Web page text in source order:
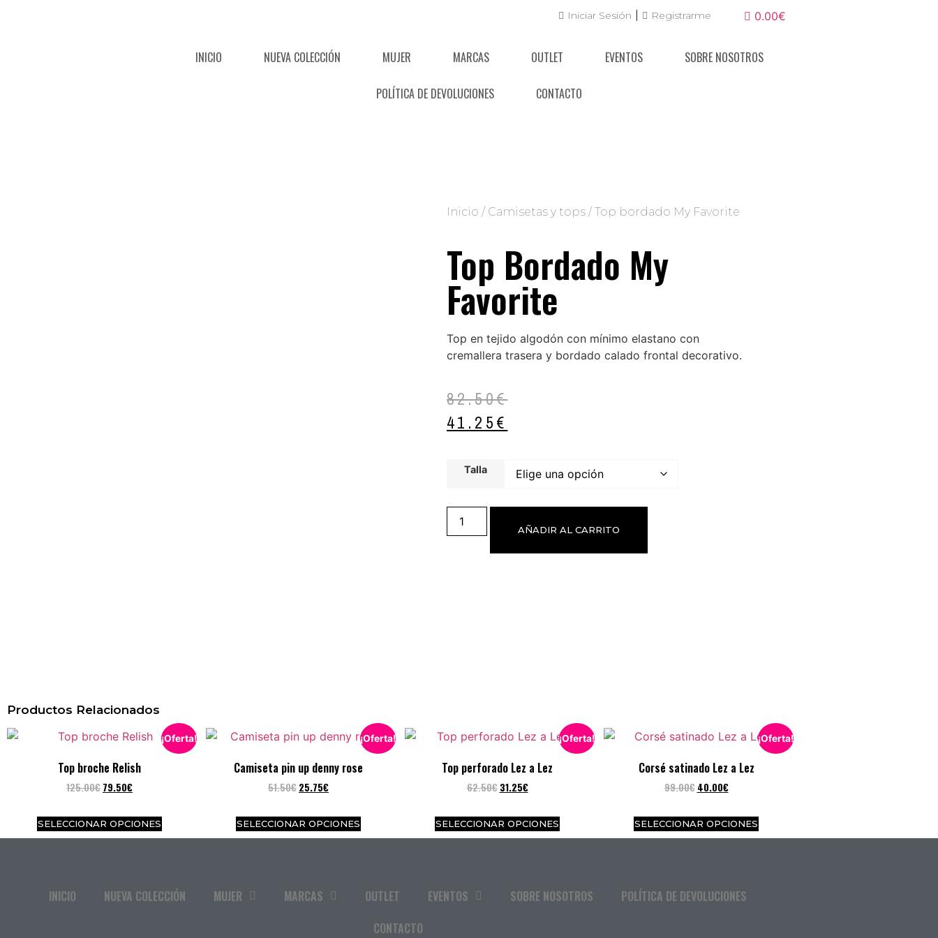
Iniciar Sesión Registrarme 0.00€
INICIO NUEVA COLECCIÓN MUJER MARCAS OUTLET EVENTOS SOBRE NOSOTROS
POLÍTICA DE DEVOLUCIONES CONTACTO
Inicio / Camisetas y tops / Top bordado My Favorite
Top Bordado My
Favorite
Top en tejido algodón con mínimo elastano con
cremallera trasera y bordado calado frontal decorativo.
82.50€
41.25€
Talla
AÑADIR AL CARRITO
Productos Relacionados
¡Oferta!
Top broche Relish
125.00€ 79.50€
SELECCIONAR OPCIONES
¡Oferta!
Camiseta pin up denny rose
51.50€ 25.75€
SELECCIONAR OPCIONES
¡Oferta!
Top perforado Lez a Lez
62.50€ 31.25€
SELECCIONAR OPCIONES
¡Oferta!
Corsé satinado Lez a Lez
99.00€ 40.00€
SELECCIONAR OPCIONES
INICIO NUEVA COLECCIÓN MUJER MARCAS OUTLET EVENTOS SOBRE NOSOTROS
POLÍTICA DE DEVOLUCIONES
CONTACTO